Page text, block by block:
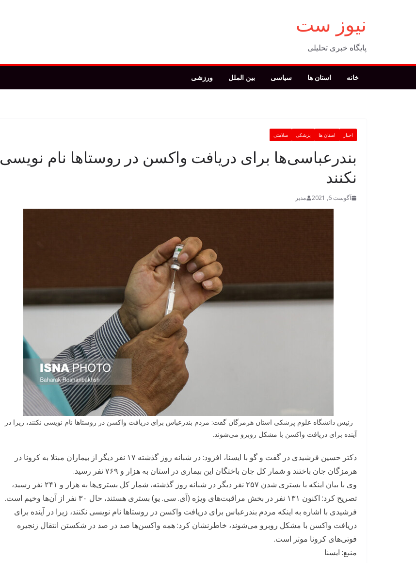
نیوز ست
پایگاه خبری تحلیلی
خانه استان ها سیاسی بین الملل ورزشی
اخبار استان ها پزشکی سلامتی
بندرعباسی‌ها برای دریافت واکسن در روستاها نام نویسی
نکنند
آگوست 6, 2021 مدیر
رئیس دانشگاه علوم پزشکی استان هرمزگان گفت: مردم بندرعباس برای دریافت واکسن در روستاها نام نویسی نکنند، زیرا در
آینده برای دریافت واکسن با مشکل روبرو می‌شوند.
دکتر حسین فرشیدی در گفت و گو با ایسنا، افزود: در شبانه روز گذشته ۱۷ نفر دیگر از بیماران مبتلا به کرونا در
هرمزگان جان باختند و شمار کل جان باختگان این بیماری در استان به هزار و ۷۶۹ نفر رسید.
وی با بیان اینکه با بستری شدن ۲۵۷ نفر دیگر در شبانه روز گذشته، شمار کل بستری‌ها به هزار و ۲۴۱ نفر رسید،
تصریح کرد: اکنون ۱۳۱ نفر در بخش مراقبت‌های ویژه (آی. سی. یو) بستری هستند، حال ۳۰ نفر از آن‌ها وخیم است.
فرشیدی با اشاره به اینکه مردم بندرعباس برای دریافت واکسن در روستاها نام نویسی نکنند، زیرا در آینده برای
دریافت واکسن با مشکل روبرو می‌شوند، خاطرنشان کرد: همه واکسن‌ها صد در صد در شکستن انتقال زنجیره
فوتی‌های کرونا موثر است.
منبع: ايسنا